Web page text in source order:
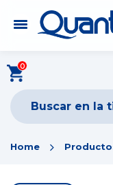
0
Home